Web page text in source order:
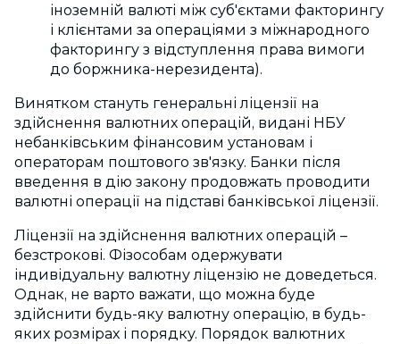
іноземній валюті між суб'єктами факторингу
і клієнтами за операціями з міжнародного
факторингу з відступлення права вимоги
до боржника-нерезидента).
Винятком стануть генеральні ліцензії на
здійснення валютних операцій, видані НБУ
небанківським фінансовим установам і
операторам поштового зв'язку. Банки після
введення в дію закону продовжать проводити
валютні операції на підставі банківської ліцензії.
Ліцензії на здійснення валютних операцій –
безстрокові. Фізособам одержувати
індивідуальну валютну ліцензію не доведеться.
Однак, не варто важати, що можна буде
здійснити будь-яку валютну операцію, в будь-
яких розмірах і порядку. Порядок валютних